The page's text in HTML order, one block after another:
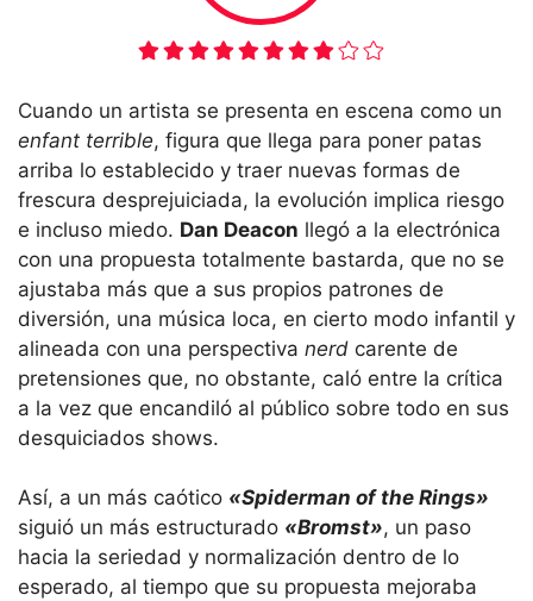
Cuando un artista se presenta en escena como un
enfant terrible, figura que llega para poner patas
arriba lo establecido y traer nuevas formas de
frescura desprejuiciada, la evolución implica riesgo
e incluso miedo. Dan Deacon llegó a la electrónica
con una propuesta totalmente bastarda, que no se
ajustaba más que a sus propios patrones de
diversión, una música loca, en cierto modo infantil y
alineada con una perspectiva nerd carente de
pretensiones que, no obstante, caló entre la crítica
a la vez que encandiló al público sobre todo en sus
desquiciados shows.
Así, a un más caótico «Spiderman of the Rings»
siguió un más estructurado «Bromst», un paso
hacia la seriedad y normalización dentro de lo
esperado, al tiempo que su propuesta mejoraba